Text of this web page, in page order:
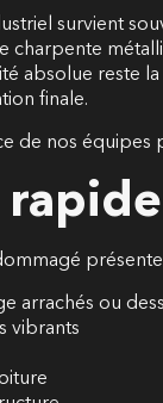
survient
charpente
absolue reste
finale.
de nos
arrachés ou
vibrants